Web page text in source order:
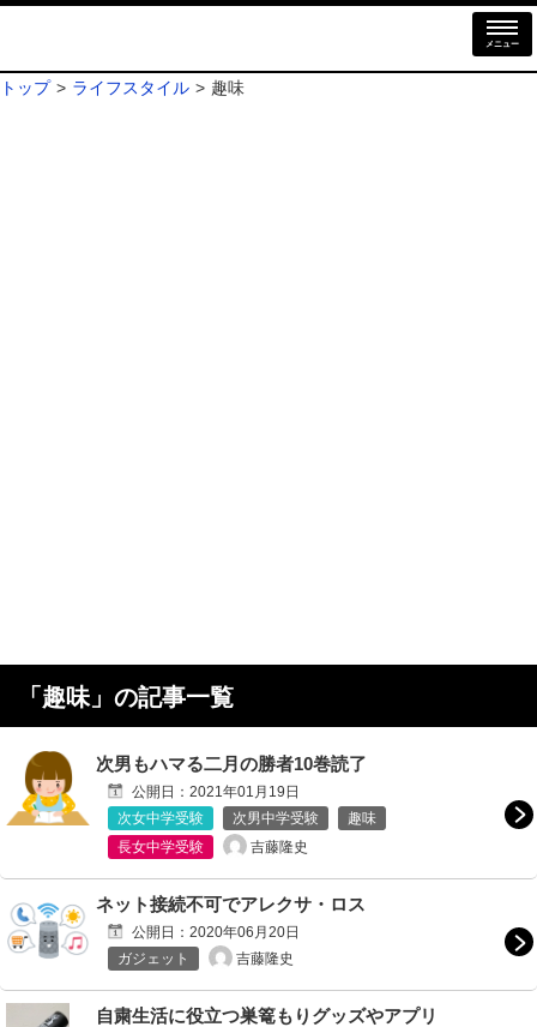
メニュー
トップ ライフスタイル 趣味
「 趣味 」の記事一覧
次男もハマる二月の勝者10巻読了
公開日： 2021年01月19日
次女中学受験
次男中学受験
趣味
長女中学受験
吉藤隆史
ネット接続不可でアレクサ・ロス
公開日： 2020年06月20日
ガジェット
吉藤隆史
自粛生活に役立つ巣篭もりグッズやアプリ